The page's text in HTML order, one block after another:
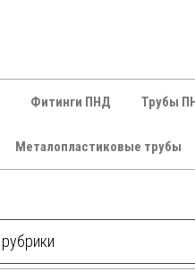
Фитинги ПНД Трубы
Металопластиковые трубы